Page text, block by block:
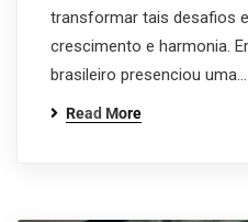
transformar tais desafios
crescimento e harmonia.
brasileiro presenciou uma…
Read More